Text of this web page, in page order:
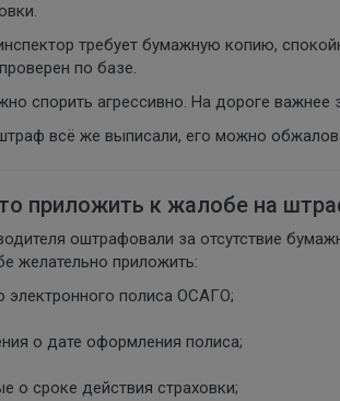
требует бумажную копию,
по базе.
спорить агрессивно. На дороге важнее
всё же выписали, его можно
приложить к жалобе на
оштрафовали за отсутствие
желательно приложить:
электронного полиса ОСАГО;
о дате оформления полиса;
о сроке действия страховки;